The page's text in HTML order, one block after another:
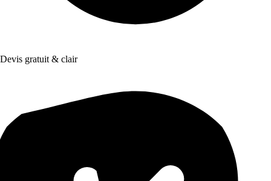
Devis gratuit & clair